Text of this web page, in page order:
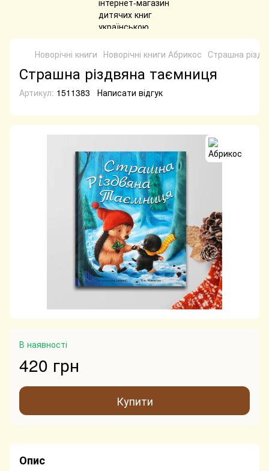
Новорічні книги Новорічні книги Абрикос Страшна
Страшна різдвяна таємниця
Артикул: 1511383 Написати відгук
В наявності
420 грн
Купити
Опис